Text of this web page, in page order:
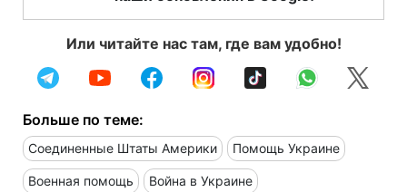
Или читайте нас там, где вам удобно!
Больше по теме:
Соединенные Штаты Америки Помощь Украине
Военная помощь Война в Украине